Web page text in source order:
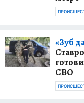
«Зуб
СВО